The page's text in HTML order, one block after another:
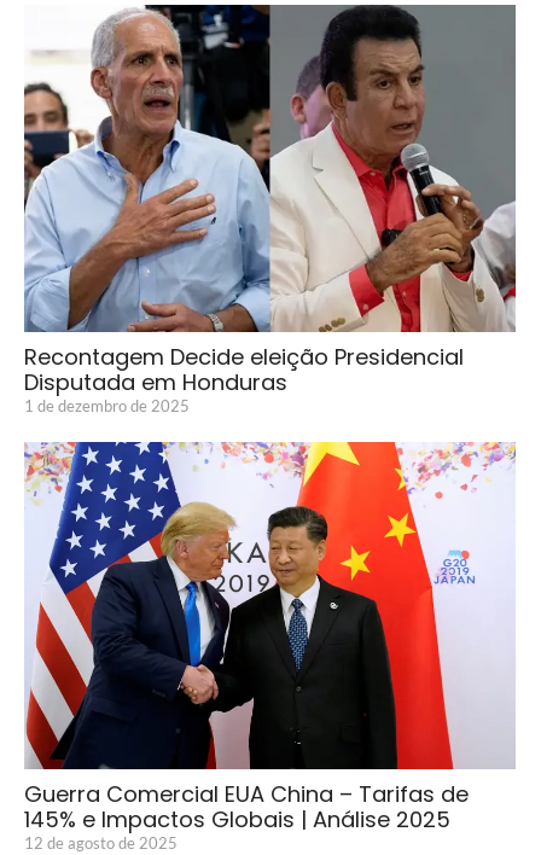
Recontagem Decide eleição Presidencial
Disputada em Honduras
1 de dezembro de 2025
Guerra Comercial EUA China – Tarifas de
145% e Impactos Globais | Análise 2025
12 de agosto de 2025